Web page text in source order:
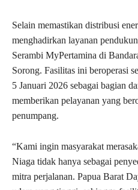
Selain memastikan distribusi
menghadirkan layanan
Serambi MyPertamina di
Sorong. Fasilitas ini beroperasi
5 Januari 2026 sebagai bagian
memberikan pelayanan yang
penumpang.
“Kami ingin masyarakat
Niaga tidak hanya sebagai
mitra perjalanan. Papua Barat